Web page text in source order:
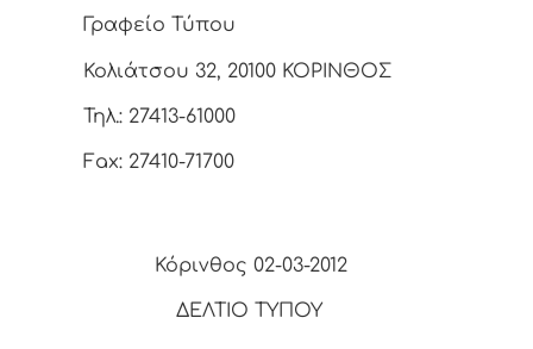
Γραφείο Τύπου
Κολιάτσου 32, 20100 ΚΟΡΙΝΘΟΣ
Τηλ.: 27413-61000
Fax: 27410-71700
Κόρινθος 02-03-2012
ΔΕΛΤΙΟ ΤΥΠΟΥ